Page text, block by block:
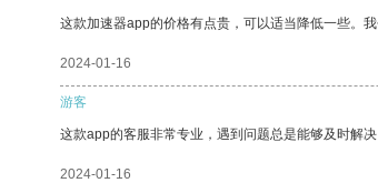
这款加速器app的价格有点贵，可以适当降低一些。
2024-01-16
游客
这款app的客服非常专业，遇到问题总是能够及时解决
2024-01-16